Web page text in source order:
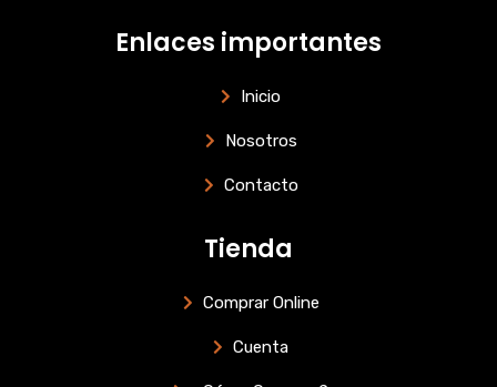
t
s
t
a
r
m
e
Enlaces importantes
Inicio
Nosotros
Contacto
Tienda
Comprar Online
Cuenta